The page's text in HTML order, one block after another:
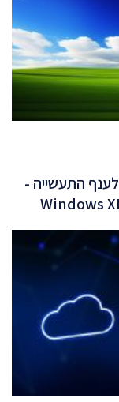
איך להקים סביבת Terminal Server לענף התעשייה -